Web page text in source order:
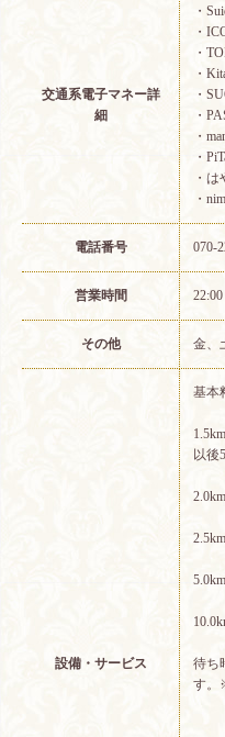
交通系電子マネー詳
細
・
・
・
・
・
・
・
・
・
・
電話番号 070-
営業時間
その他 金、
設備・サービス
基本
以後
待ち
す。